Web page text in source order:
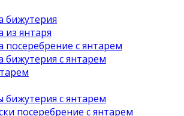
бижутерия
из янтаря
посеребрение с янтарем
бижутерия с янтарем
бижутерия с янтарем
посеребрение с янтарем